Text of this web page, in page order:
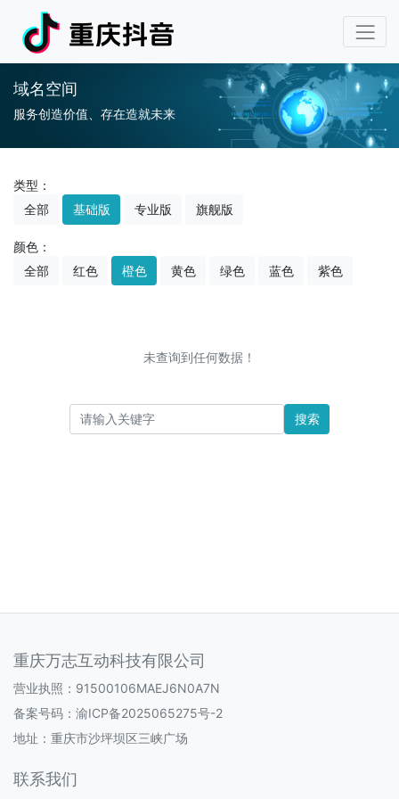
域名空间
服务创造价值、存在造就未来
类型：
全部
基础版 专业版 旗舰版
颜色：
全部
红色 橙色 黄色 绿色 蓝色 紫色
未查询到任何数据！
搜索
重庆万志互动科技有限公司
营业执照：91500106MAEJ6N0A7N
备案号码： 渝ICP备2025065275号-2
地址：重庆市沙坪坝区三峡广场
联系我们